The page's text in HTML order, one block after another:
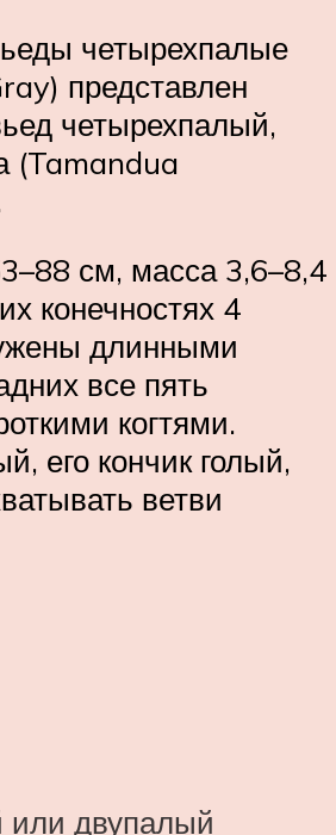
четырехпалые
представлен
четырехпалый,
(Tamandua
см, масса 3,6–8,4
конечностях 4
длинными
все пять
когтями.
его кончик голый,
ветви